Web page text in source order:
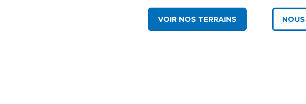
VOIR NOS TERRAINS